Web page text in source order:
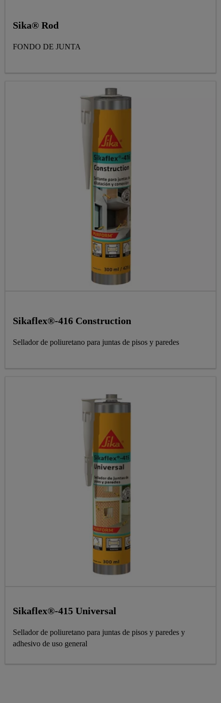
Sika® Rod
FONDO DE JUNTA
Sikaflex®-416 Construction
Sellador de poliuretano para juntas de pisos y paredes
Sikaflex®-415 Universal
Sellador de poliuretano para juntas de pisos y paredes y
adhesivo de uso general